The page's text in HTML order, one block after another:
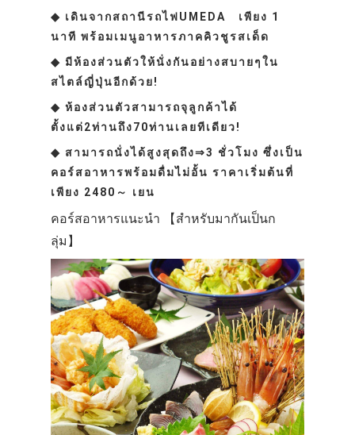
◆ เดินจากสถานีรถไฟUMEDA เพียง 1
นาที พร้อมเมนูอาหารภาคคิวชูรสเด็ด
◆ มีห้องส่วนตัวให้นั่งกันอย่างสบายๆใน
สไตล์ญี่ปุ่นอีกด้วย!
◆ ห้องส่วนตัวสามารถจุลูกค้าได้
ตั้งแต่2ท่านถึง70ท่านเลยทีเดียว!
◆ สามารถนั่งได้สูงสุดถึง⇒3 ชั่วโมง ซึ่งเป็น
คอร์สอาหารพร้อมดื่มไม่อั้น ราคาเริ่มต้นที่
เพียง 2480～ เยน
คอร์สอาหารแนะนำ 【สำหรับมากันเป็นก
ลุ่ม】